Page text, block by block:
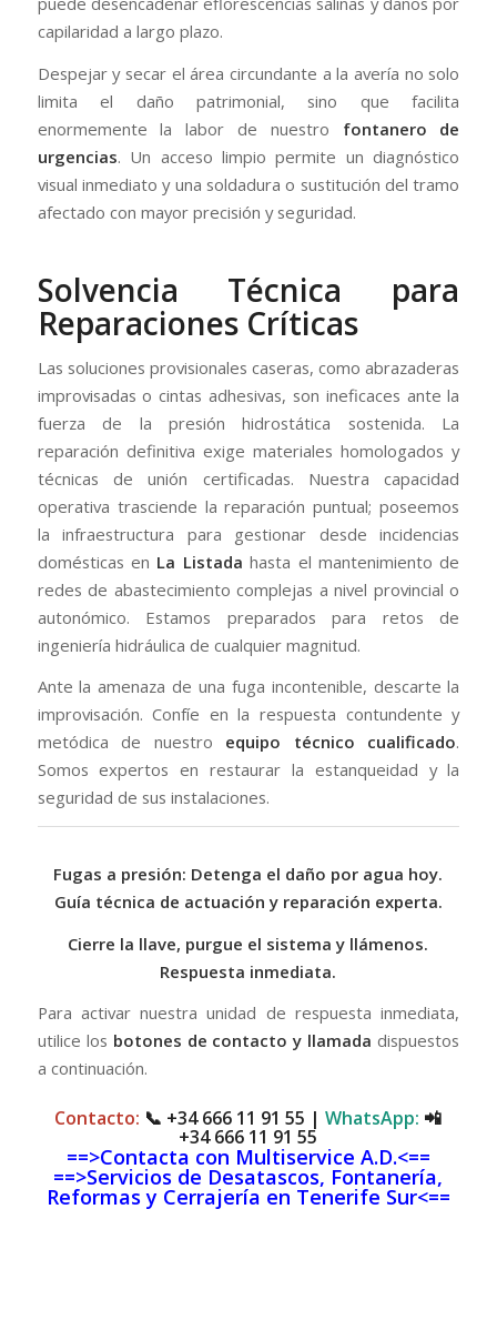
capilaridad a largo plazo.
Despejar y secar el área circundante a la avería no solo
limita el daño patrimonial, sino que facilita
enormemente la labor de nuestro fontanero de
urgencias. Un acceso limpio permite un diagnóstico
visual inmediato y una soldadura o sustitución del tramo
afectado con mayor precisión y seguridad.
Solvencia Técnica para
Reparaciones Críticas
Las soluciones provisionales caseras, como abrazaderas
improvisadas o cintas adhesivas, son ineficaces ante la
fuerza de la presión hidrostática sostenida. La
reparación definitiva exige materiales homologados y
técnicas de unión certificadas. Nuestra capacidad
operativa trasciende la reparación puntual; poseemos
la infraestructura para gestionar desde incidencias
domésticas en La Listada hasta el mantenimiento de
redes de abastecimiento complejas a nivel provincial o
autonómico. Estamos preparados para retos de
ingeniería hidráulica de cualquier magnitud.
Ante la amenaza de una fuga incontenible, descarte la
improvisación. Confíe en la respuesta contundente y
metódica de nuestro equipo técnico cualificado.
Somos expertos en restaurar la estanqueidad y la
seguridad de sus instalaciones.
Fugas a presión: Detenga el daño por agua hoy.
Guía técnica de actuación y reparación experta.
Cierre la llave, purgue el sistema y llámenos.
Respuesta inmediata.
Para activar nuestra unidad de respuesta inmediata,
utilice los botones de contacto y llamada dispuestos
a continuación.
Contacto: 📞 +34 666 11 91 55 |WhatsApp: 📲
+34 666 11 91 55
==>Contacta con Multiservice A.D.<==
==>Servicios de Desatascos, Fontanería,
Reformas y Cerrajería en Tenerife Sur<==